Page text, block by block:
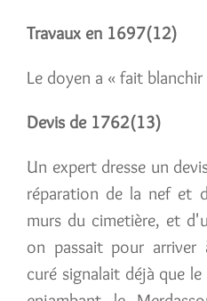
Travaux en 1697(12)
Le doyen a « fait blanchir
Devis de 1762(13)
Un expert dresse un
réparation de la nef et
murs du cimetière, et
on passait pour
curé signalait déjà que